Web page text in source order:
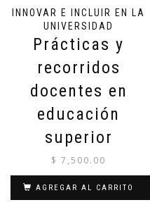
INNOVAR E INCLUIR EN LA
UNIVERSIDAD
Prácticas y
recorridos
docentes en
educación
superior
$ 7,500.00
AGREGAR AL CARRITO